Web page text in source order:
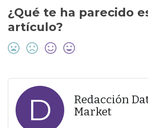
¿Qué te ha parecido
artículo?
D
Redacción
Market